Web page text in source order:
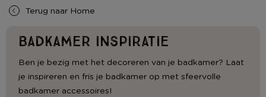
Terug naar Home
Badkamer inspiratie
Ben je bezig met het decoreren van je badkamer? Laat
je inspireren en fris je badkamer op met sfeervolle
badkamer accessoires!